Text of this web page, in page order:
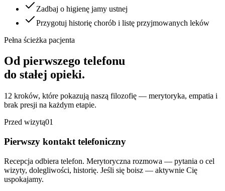
Zadbaj o higienę jamy ustnej
Przygotuj historię chorób i listę przyjmowanych leków
Pełna ścieżka pacjenta
Od pierwszego telefonu
do stałej opieki.
12 kroków, które pokazują naszą filozofię — merytoryka, empatia i
brak presji na każdym etapie.
Przed wizytą01
Pierwszy kontakt telefoniczny
Recepcja odbiera telefon. Merytoryczna rozmowa — pytania o cel
wizyty, dolegliwości, historię. Jeśli się boisz — aktywnie Cię
uspokajamy.